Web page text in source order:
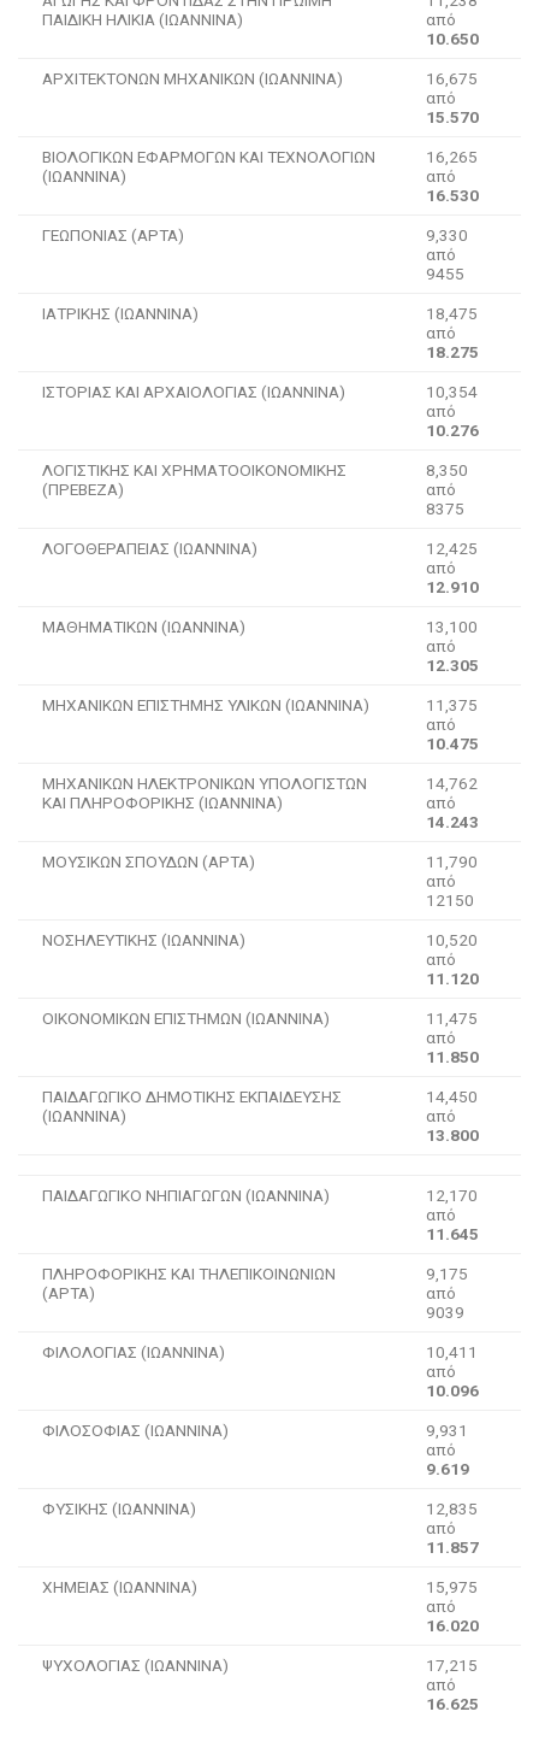
ΠΑΙΔΙΚΗ ΗΛΙΚΙΑ (ΙΩΑΝΝΙΝΑ)
από
10.650
ΑΡΧΙΤΕΚΤΟΝΩΝ ΜΗΧΑΝΙΚΩΝ (ΙΩΑΝΝΙΝΑ)
16,675
από
15.570
ΒΙΟΛΟΓΙΚΩΝ ΕΦΑΡΜΟΓΩΝ ΚΑΙ ΤΕΧΝΟΛΟΓΙΩΝ
(ΙΩΑΝΝΙΝΑ)
16,265
από
16.530
ΓΕΩΠΟΝΙΑΣ (ΑΡΤΑ)
9,330
από
9455
ΙΑΤΡΙΚΗΣ (ΙΩΑΝΝΙΝΑ)
18,475
από
18.275
ΙΣΤΟΡΙΑΣ ΚΑΙ ΑΡΧΑΙΟΛΟΓΙΑΣ (ΙΩΑΝΝΙΝΑ)
10,354
από
10.276
ΛΟΓΙΣΤΙΚΗΣ ΚΑΙ ΧΡΗΜΑΤΟΟΙΚΟΝΟΜΙΚΗΣ
(ΠΡΕΒΕΖΑ)
8,350
από
8375
ΛΟΓΟΘΕΡΑΠΕΙΑΣ (ΙΩΑΝΝΙΝΑ)
12,425
από
12.910
ΜΑΘΗΜΑΤΙΚΩΝ (ΙΩΑΝΝΙΝΑ)
13,100
από
12.305
ΜΗΧΑΝΙΚΩΝ ΕΠΙΣΤΗΜΗΣ ΥΛΙΚΩΝ (ΙΩΑΝΝΙΝΑ)
11,375
από
10.475
ΜΗΧΑΝΙΚΩΝ ΗΛΕΚΤΡΟΝΙΚΩΝ ΥΠΟΛΟΓΙΣΤΩΝ
ΚΑΙ ΠΛΗΡΟΦΟΡΙΚΗΣ (ΙΩΑΝΝΙΝΑ)
14,762
από
14.243
ΜΟΥΣΙΚΩΝ ΣΠΟΥΔΩΝ (ΑΡΤΑ)
11,790
από
12150
ΝΟΣΗΛΕΥΤΙΚΗΣ (ΙΩΑΝΝΙΝΑ)
10,520
από
11.120
ΟΙΚΟΝΟΜΙΚΩΝ ΕΠΙΣΤΗΜΩΝ (ΙΩΑΝΝΙΝΑ)
11,475
από
11.850
ΠΑΙΔΑΓΩΓΙΚΟ ΔΗΜΟΤΙΚΗΣ ΕΚΠΑΙΔΕΥΣΗΣ
(ΙΩΑΝΝΙΝΑ)
14,450
από
13.800
ΠΑΙΔΑΓΩΓΙΚΟ ΝΗΠΙΑΓΩΓΩΝ (ΙΩΑΝΝΙΝΑ)
12,170
από
11.645
ΠΛΗΡΟΦΟΡΙΚΗΣ ΚΑΙ ΤΗΛΕΠΙΚΟΙΝΩΝΙΩΝ
(ΑΡΤΑ)
9,175
από
9039
ΦΙΛΟΛΟΓΙΑΣ (ΙΩΑΝΝΙΝΑ)
10,411
από
10.096
ΦΙΛΟΣΟΦΙΑΣ (ΙΩΑΝΝΙΝΑ)
9,931
από
9.619
ΦΥΣΙΚΗΣ (ΙΩΑΝΝΙΝΑ)
12,835
από
11.857
ΧΗΜΕΙΑΣ (ΙΩΑΝΝΙΝΑ)
15,975
από
16.020
ΨΥΧΟΛΟΓΙΑΣ (ΙΩΑΝΝΙΝΑ)
17,215
από
16.625